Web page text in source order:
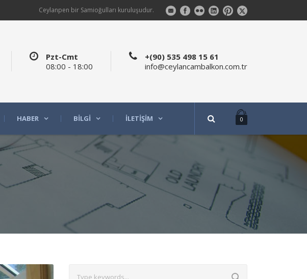
Ceylanpen bir Samioğulları kuruluşudur.
Pzt-Cmt
08:00 - 18:00
+(90) 535 498 15 61
info@ceylancambalkon.com.tr
HABER BILGI İLETIŞIM 0